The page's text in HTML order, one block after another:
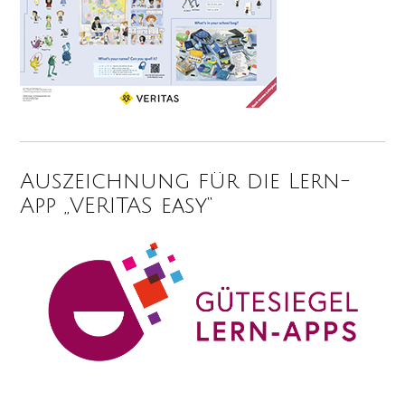
Auszeichnung für die Lern-
App „VERITAS easy“